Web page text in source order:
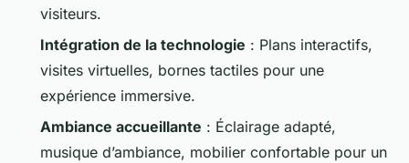
visiteurs.
Intégration de la technologie : Plans interactifs,
visites virtuelles, bornes tactiles pour une
expérience immersive.
Ambiance accueillante : Éclairage adapté,
musique d’ambiance, mobilier confortable pour un